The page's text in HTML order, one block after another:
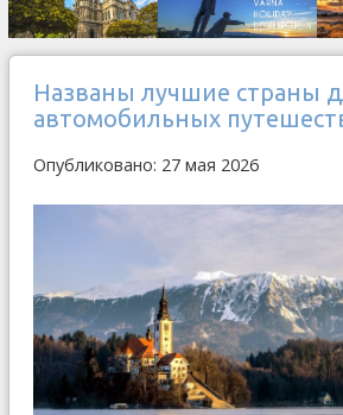
Названы лучшие страны
автомобильных
Опубликовано: 27 мая 2026